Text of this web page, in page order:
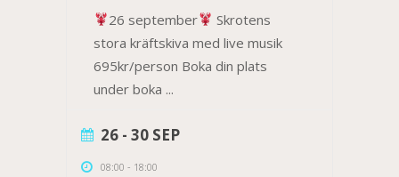
26 september
Skrotens
stora kräftskiva med live musik
695kr/person Boka din plats
under boka ...
26 - 30 SEP
08:00 - 18:00